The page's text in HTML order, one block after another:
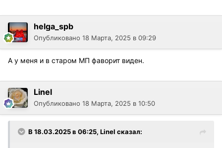
helga_spb
Опубликовано 18 Марта, 2025 в 09:29
А у меня и в старом МП фаворит виден.
Linel
Опубликовано 18 Марта, 2025 в 10:50
В 18.03.2025 в 06:25, Linel сказал: